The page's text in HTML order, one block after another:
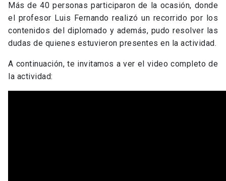
Más de 40 personas participaron de la ocasión, donde
el profesor Luis Fernando realizó un recorrido por los
contenidos del diplomado y además, pudo resolver las
dudas de quienes estuvieron presentes en la actividad.
A continuación, te invitamos a ver el video completo de
la actividad: